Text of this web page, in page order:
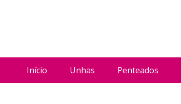
Início Unhas Penteados